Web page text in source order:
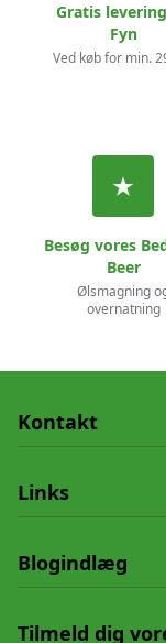
Gratis
Fyn
Ved køb for min.
Besøg vores
Beer
Ølsmagning
overnatning
Kontakt
Vesterskovvej 19,
Telefon:20662804
Links
Blogindlæg
Tilmeld dig